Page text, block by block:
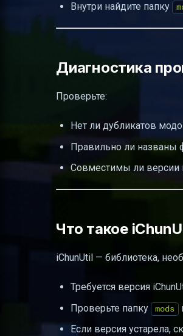
Внутри найдите папку
Диагностика
Проверьте:
Нет ли дубликатов
Правильно ли названы
Совместимы ли версии
Что такое
iChunUtil — библиотека,
Требуется версия
Проверьте папку
mods
Если версия устарела,